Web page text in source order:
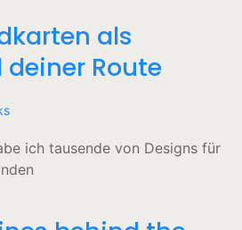
als
Route
ich tausende von Designs für